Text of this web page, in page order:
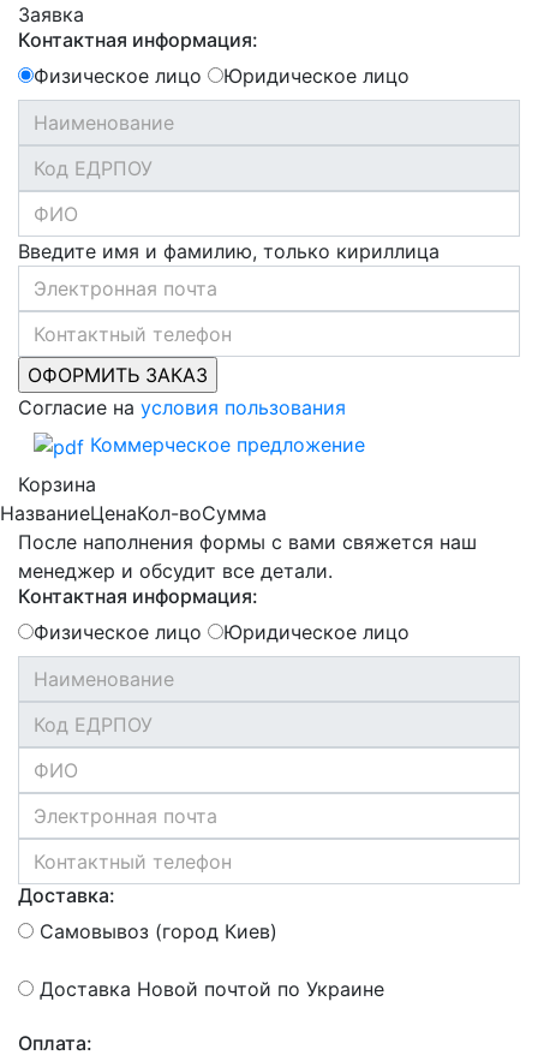
Заявка
Контактная информация:
Физическое лицо
Юридическое лицо
Введите имя и фамилию, только кириллица
Согласие на условия пользования
Коммерческое предложение
Корзина
НазваниеЦенаКол-воСумма
После наполнения формы с вами свяжется наш
менеджер и обсудит все детали.
Контактная информация:
Физическое лицо
Юридическое лицо
Доставка:
Самовывоз (город Киев)
Доставка Новой почтой по Украине
Оплата: